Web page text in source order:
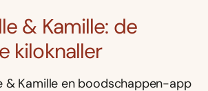
& Kamille: de
kiloknaller
& Kamille en boodschappen-app